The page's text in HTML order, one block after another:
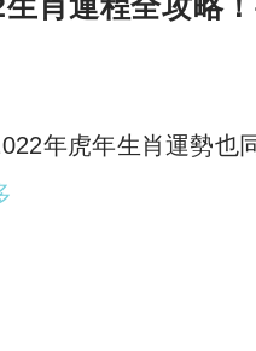
年虎年生肖運勢也